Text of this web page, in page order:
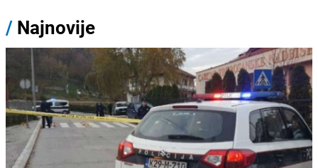
/ Najnovije